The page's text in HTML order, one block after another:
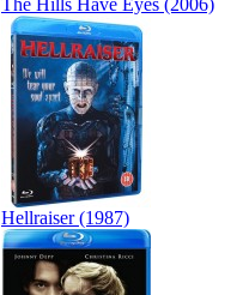
Hellraiser (1987)